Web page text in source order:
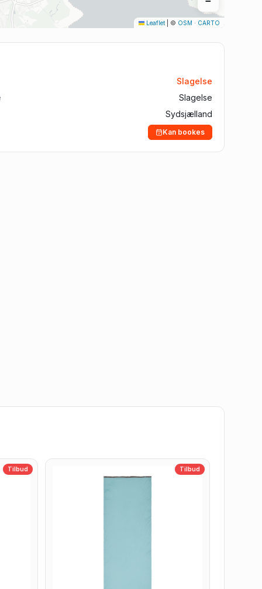
Vejle
Leaflet © OSM · CARTO
Slagelse
Slagelse
Sydsjælland
Kan bookes
Tilbud Tilbud